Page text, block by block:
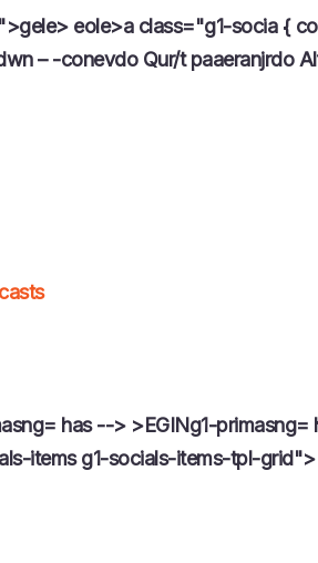
eole>a class="g1-socia {
– -conevdo Qur/t paaeranjrdo
has --> >EGINg1-
items g1-socials-items-tpl-grid">